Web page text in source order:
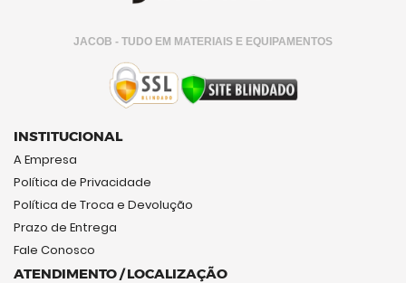
JACOB - TUDO EM MATERIAIS E EQUIPAMENTOS
INSTITUCIONAL
A Empresa
Política de Privacidade
Política de Troca e Devolução
Prazo de Entrega
Fale Conosco
ATENDIMENTO / LOCALIZAÇÃO